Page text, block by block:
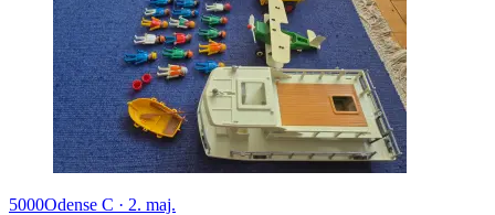
5000Odense C · 2. maj.